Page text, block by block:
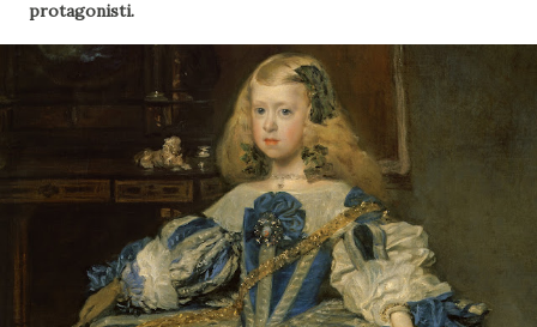
protagonisti.